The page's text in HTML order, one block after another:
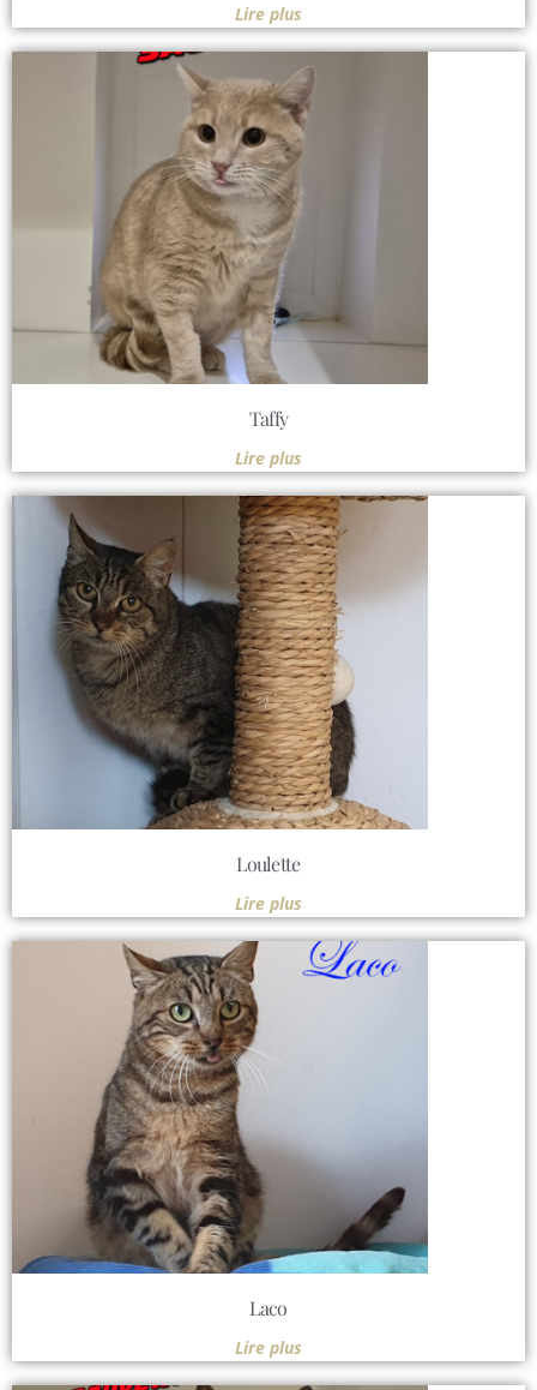
Lire plus
Taffy
Lire plus
Loulette
Lire plus
Laco
Lire plus